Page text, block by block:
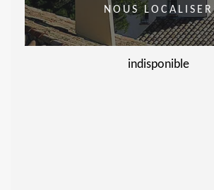
NOUS LOCALISER
indisponible